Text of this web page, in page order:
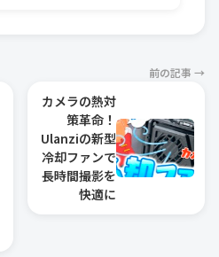
前の記事 →
カメラの熱対
策革命！
Ulanziの新型
冷却ファンで
長時間撮影を
快適に